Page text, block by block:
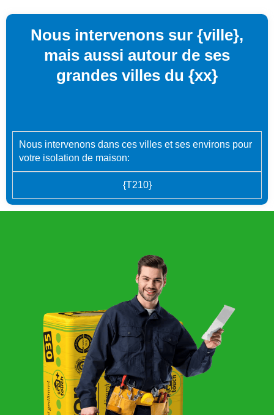
Nous intervenons sur {ville},
mais aussi autour de ses
grandes villes du {xx}
Nous intervenons dans ces villes et ses environs pour
votre isolation de maison:
{T210}